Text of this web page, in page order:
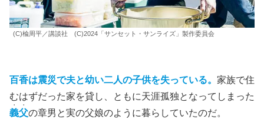
(C)楡周平／講談社 (C)2024「サンセット・サンライズ」製作委員会
百香は震災で夫と幼い二人の子供を失っている。 家族で住
むはずだった家を貸し、ともに天涯孤独となってしまった
義父
・・
の章男と実の父娘のように暮らしていたのだ。